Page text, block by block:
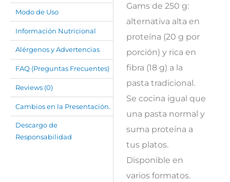
Modo de Uso
Información Nutricional
Alérgenos y Advertencias
FAQ (Preguntas Frecuentes)
Reviews (0)
Cambios en la Presentación.
Descargo de
Responsabilidad
Gams de 250 g:
alternativa alta en
proteína (20 g por
porción) y rica en
fibra (18 g) a la
pasta tradicional.
Se cocina igual que
una pasta normal y
suma proteína a
tus platos.
Disponible en
varios formatos.